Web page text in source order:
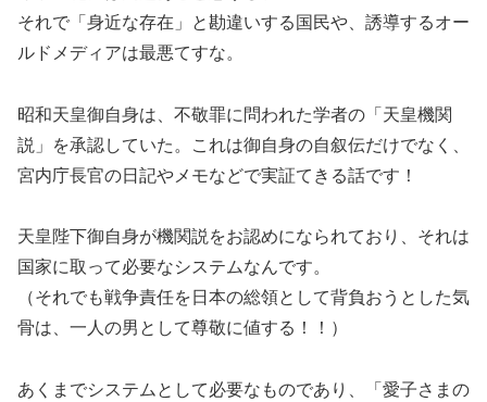
それで「身近な存在」と勘違いする国民や、誘導するオー
ルドメディアは最悪てすな。
昭和天皇御自身は、不敬罪に問われた学者の「天皇機関
説」を承認していた。これは御自身の自叙伝だけでなく、
宮内庁長官の日記やメモなどで実証てきる話です！
天皇陛下御自身が機関説をお認めになられており、それは
国家に取って必要なシステムなんです。
（それでも戦争責任を日本の総領として背負おうとした気
骨は、一人の男として尊敬に値する！！）
あくまでシステムとして必要なものであり、「愛子さまの